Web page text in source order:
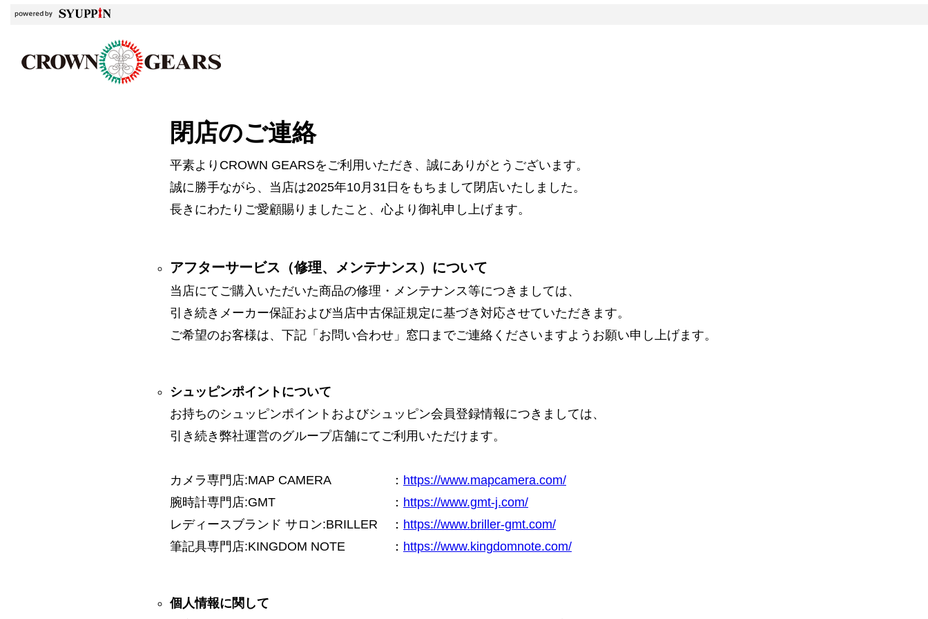
閉店のご連絡
平素よりCROWN GEARSをご利用いただき、誠にありがとうございます。
誠に勝手ながら、当店は2025年10月31日をもちまして閉店いたしました。
長きにわたりご愛顧賜りましたこと、心より御礼申し上げます。
アフターサービス（修理、メンテナンス）について
当店にてご購入いただいた商品の修理・メンテナンス等につきましては、
引き続きメーカー保証および当店中古保証規定に基づき対応させていただきます。
ご希望のお客様は、下記「お問い合わせ」窓口までご連絡くださいますようお願い申し上げます。
シュッピンポイントについて
お持ちのシュッピンポイントおよびシュッピン会員登録情報につきましては、
引き続き弊社運営のグループ店舗にてご利用いただけます。
カメラ専門店:MAP CAMERA ： https://www.mapcamera.com/
腕時計専門店:GMT
： https://www.gmt-j.com/
レディースブランド サロン:BRILLER
： https://www.briller-gmt.com/
筆記具専門店:KINGDOM NOTE
： https://www.kingdomnote.com/
個人情報に関して